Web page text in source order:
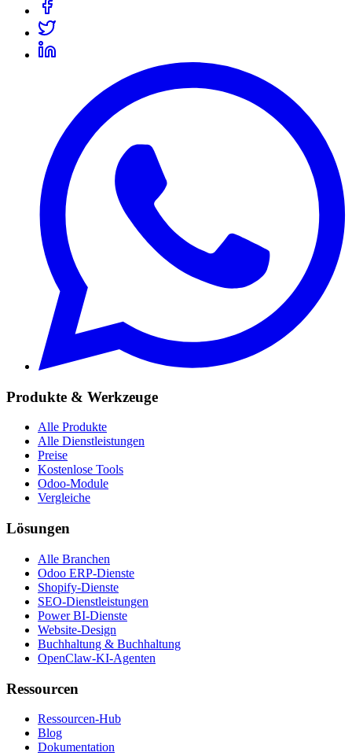
Produkte & Werkzeuge
Alle Produkte
Alle Dienstleistungen
Preise
Kostenlose Tools
Odoo-Module
Vergleiche
Lösungen
Alle Branchen
Odoo ERP-Dienste
Shopify-Dienste
SEO-Dienstleistungen
Power BI-Dienste
Website-Design
Buchhaltung & Buchhaltung
OpenClaw-KI-Agenten
Ressourcen
Ressourcen-Hub
Blog
Dokumentation